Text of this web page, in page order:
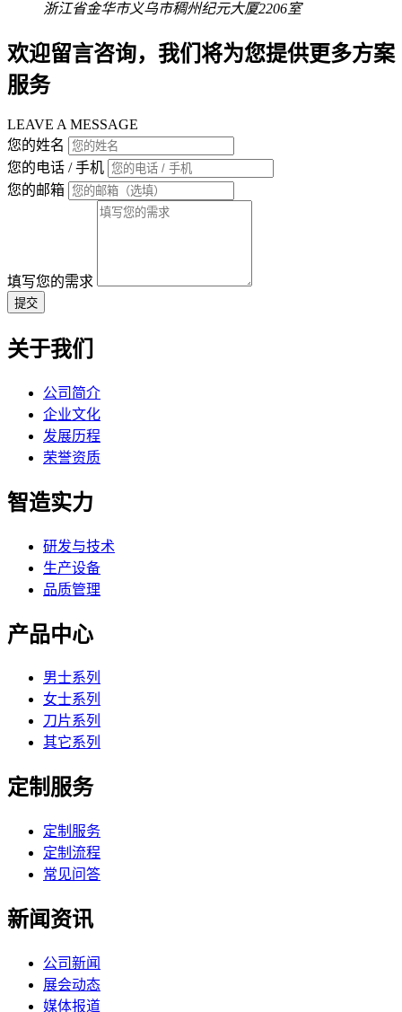
浙江省金华市义乌市稠州纪元大厦2206室
欢迎留言咨询，我们将为您提供更多方案
服务
LEAVE A MESSAGE
您的姓名
您的电话 / 手机
您的邮箱
填写您的需求
提交
关于我们
公司简介
企业文化
发展历程
荣誉资质
智造实力
研发与技术
生产设备
品质管理
产品中心
男士系列
女士系列
刀片系列
其它系列
定制服务
定制服务
定制流程
常见问答
新闻资讯
公司新闻
展会动态
媒体报道